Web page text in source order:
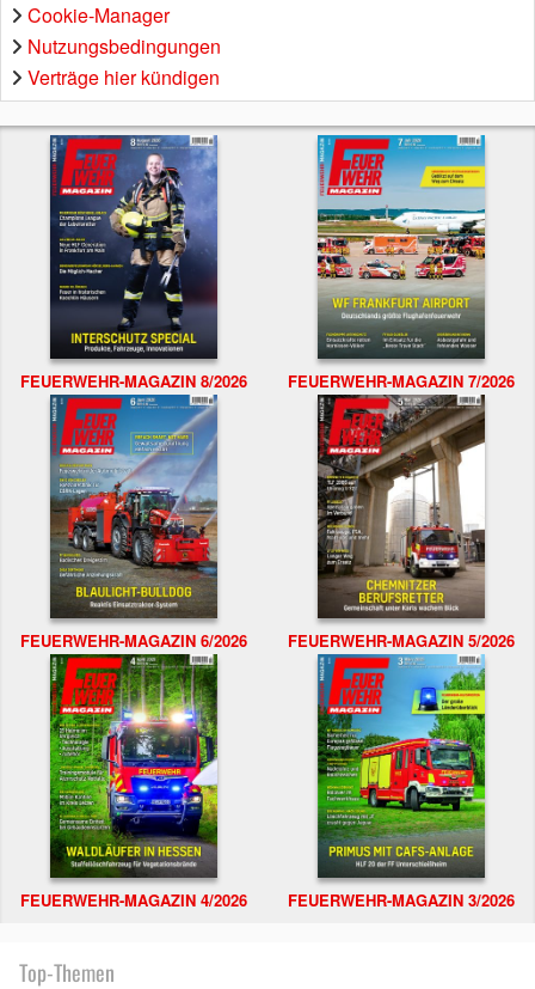
Cookie-Manager
Nutzungsbedingungen
Verträge hier kündigen
FEUERWEHR-MAGAZIN 8/2026 FEUERWEHR-MAGAZIN 7/2026
FEUERWEHR-MAGAZIN 6/2026 FEUERWEHR-MAGAZIN 5/2026
FEUERWEHR-MAGAZIN 4/2026 FEUERWEHR-MAGAZIN 3/2026
Top-Themen